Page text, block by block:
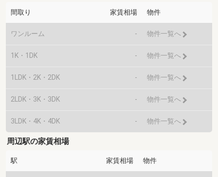
間取り 家賃相場 物件
ワンルーム - 物件一覧へ
1K・1DK - 物件一覧へ
1LDK・2K・2DK - 物件一覧へ
2LDK・3K・3DK - 物件一覧へ
3LDK・4K・4DK - 物件一覧へ
周辺駅の家賃相場
駅 家賃相場 物件